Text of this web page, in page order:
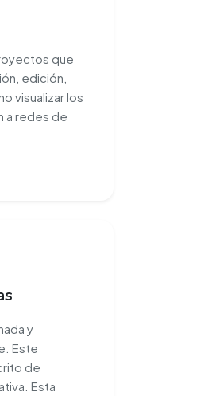
que
edición,
visualizar los
a redes de
y
Este
de
Esta